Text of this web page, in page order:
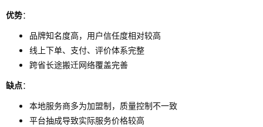
优势：
品牌知名度高，用户信任度相对较高
线上下单、支付、评价体系完整
跨省长途搬迁网络覆盖完善
缺点：
本地服务商多为加盟制，质量控制不一致
平台抽成导致实际服务价格较高